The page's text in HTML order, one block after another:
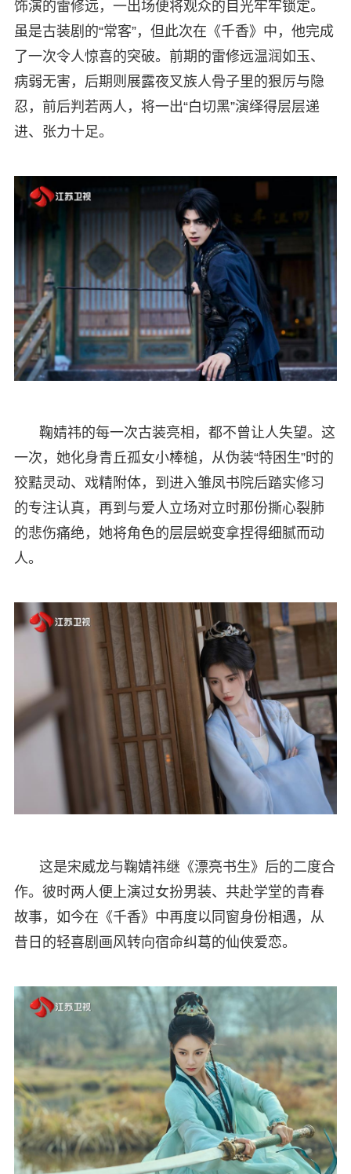
饰演的雷修远，一出场便将观众的目光牢牢锁定。
虽是古装剧的“常客”，但此次在《千香》中，他完成
了一次令人惊喜的突破。前期的雷修远温润如玉、
病弱无害，后期则展露夜叉族人骨子里的狠厉与隐
忍，前后判若两人，将一出“白切黑”演绎得层层递
进、张力十足。
鞠婧祎的每一次古装亮相，都不曾让人失望。这
一次，她化身青丘孤女小棒槌，从伪装“特困生”时的
狡黠灵动、戏精附体，到进入雏凤书院后踏实修习
的专注认真，再到与爱人立场对立时那份撕心裂肺
的悲伤痛绝，她将角色的层层蜕变拿捏得细腻而动
人。
这是宋威龙与鞠婧祎继《漂亮书生》后的二度合
作。彼时两人便上演过女扮男装、共赴学堂的青春
故事，如今在《千香》中再度以同窗身份相遇，从
昔日的轻喜剧画风转向宿命纠葛的仙侠爱恋。